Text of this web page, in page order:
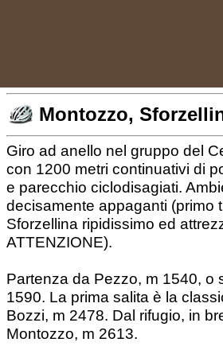
Montozzo,
Giro ad anello nel gruppo del
con 1200 metri continuativi di
e parecchio ciclodisagiati.
decisamente appaganti (primo
Sforzellina ripidissimo ed
ATTENZIONE).
Partenza da Pezzo, m 1540, o
1590. La prima salita è la
Bozzi, m 2478. Dal rifugio, in
Montozzo, m 2613.